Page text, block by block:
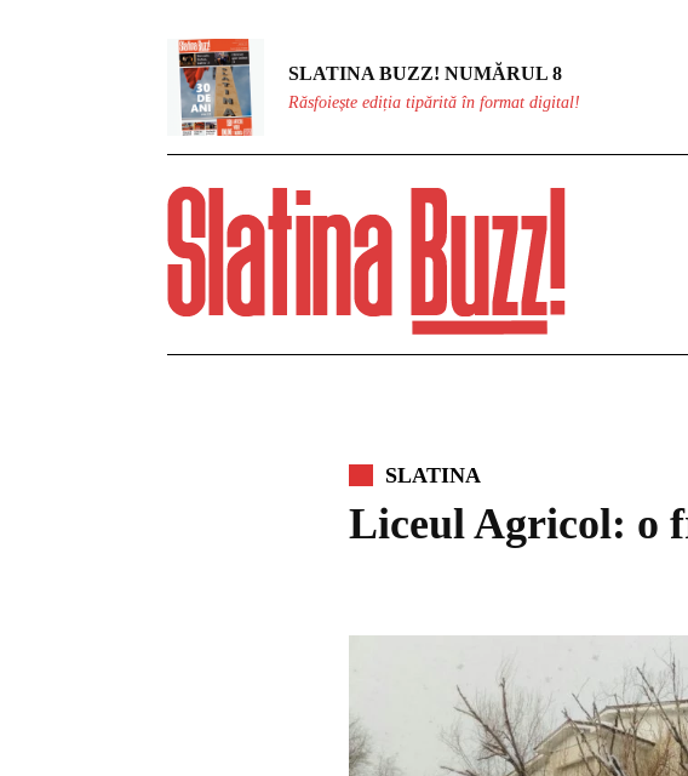
SLATINA BUZZ! NUMĂRUL 8
Răsfoiește ediția tipărită în format digital!
SLATINA
Liceul Agricol: o